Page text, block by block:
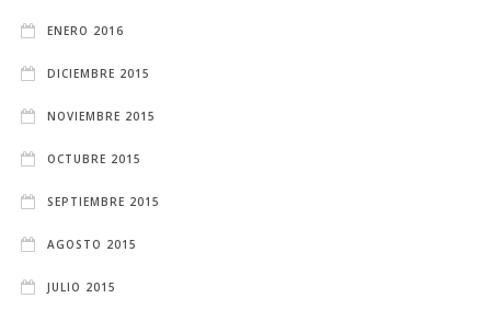
ENERO 2016
DICIEMBRE 2015
NOVIEMBRE 2015
OCTUBRE 2015
SEPTIEMBRE 2015
AGOSTO 2015
JULIO 2015